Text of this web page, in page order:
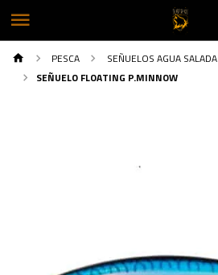
PESCA
SEÑUELOS AGUA SALADA
SEÑUELO FLOATING P.MINNOW